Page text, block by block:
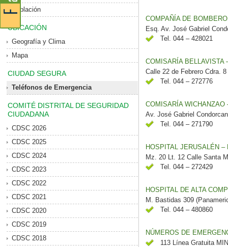
Población
UBICACIÓN
Geografía y Clima
Mapa
CIUDAD SEGURA
Teléfonos de Emergencia
COMITÉ DISTRITAL DE SEGURIDAD
CIUDADANA
CDSC 2026
CDSC 2025
CDSC 2024
CDSC 2023
CDSC 2022
CDSC 2021
CDSC 2020
CDSC 2019
CDSC 2018
COMPAÑÍA DE
Esq. Av. José Gabriel
Tel. 044 – 428021
COMISARÍA BELLAVISTA
Calle 22 de Febrero Cdra. 8
Tel. 044 – 272776
COMISARÍA WICHANZAO
Av. José Gabriel
Tel. 044 – 271790
HOSPITAL JERUSALÉN –
Mz. 20 Lt. 12 Calle Santa
Tel. 044 – 272429
HOSPITAL DE ALTA
M. Bastidas 309
Tel. 044 – 480860
NÚMEROS DE
113 Línea Gratuita